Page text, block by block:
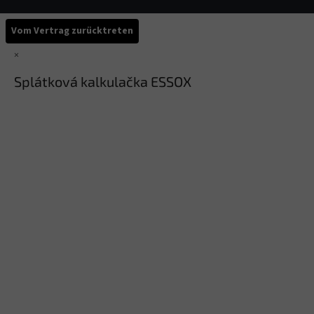
Vom Vertrag zurücktreten
×
Splátková kalkulačka ESSOX